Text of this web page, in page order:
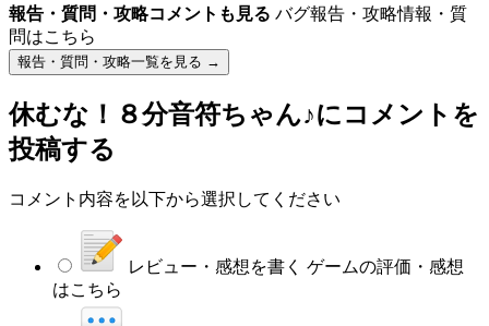
報告・質問・攻略コメントも見る バグ報告・攻略情報・質
問はこちら
報告・質問・攻略一覧を見る →
休むな！８分音符ちゃん♪にコメントを
投稿する
コメント内容を以下から選択してください
レビュー・感想を書く ゲームの評価・感想
はこちら